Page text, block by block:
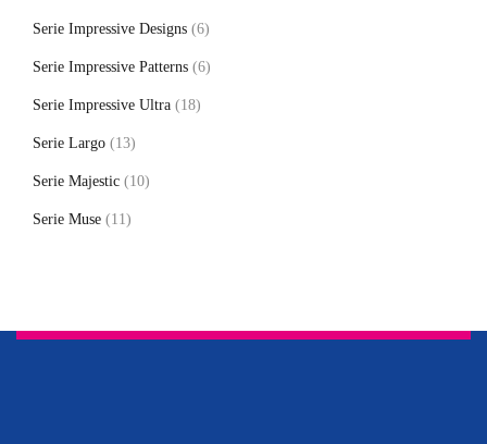
Serie Impressive Designs (6)
Serie Impressive Patterns (6)
Serie Impressive Ultra (18)
Serie Largo (13)
Serie Majestic (10)
Serie Muse (11)